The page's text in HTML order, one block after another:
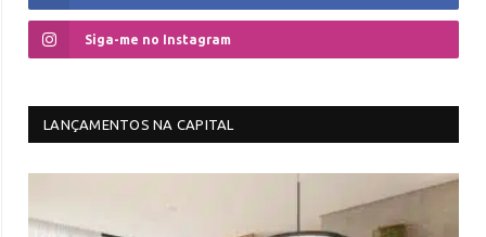
Siga-me no Instagram
LANÇAMENTOS NA CAPITAL